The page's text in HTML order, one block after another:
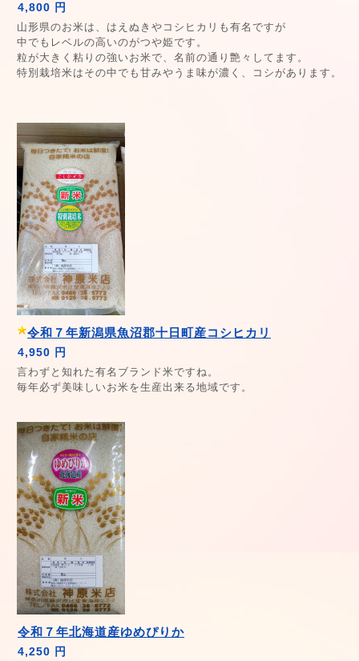
4,800 円
山形県のお米は、はえぬきやコシヒカリも有名ですが
中でもレベルの高いのがつや姫です。
粒が大きく粘りの強いお米で、名前の通り艶々してます。
特別栽培米はその中でも甘みやうま味が濃く、コシがあります。
令和７年新潟県魚沼郡十日町産コシヒカリ
4,950 円
言わずと知れた有名ブランド米ですね。
毎年必ず美味しいお米を生産出来る地域です。
令和７年北海道産ゆめぴりか
4,250 円